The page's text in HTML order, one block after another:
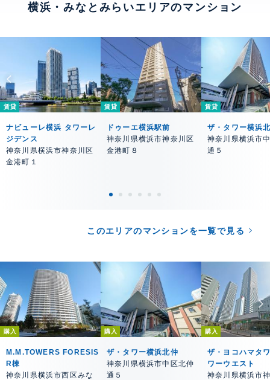
横浜・みなとみらいエリアのマンション
賃貸
ナビューレ横浜 タワーレ
ジデンス
神奈川県横浜市神奈川区
金港町１
賃貸
ドゥーエ横浜駅前
神奈川県横浜市神奈川区
金港町８
賃貸
ザ・タワー横浜
神奈川県横浜市
通５
このエリアのマンションを一覧で見る
購入
M.M.TOWERS FORESIS
R棟
神奈川県横浜市西区みな
購入
ザ・タワー横浜北仲
神奈川県横浜市中区北仲
通５
購入
ザ・ヨコハマタ
ワーウエスト
神奈川県横浜市